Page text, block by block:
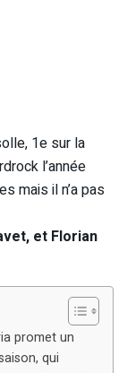
1e sur la
l’année
mais il n’a pas
et Florian
promet un
qui